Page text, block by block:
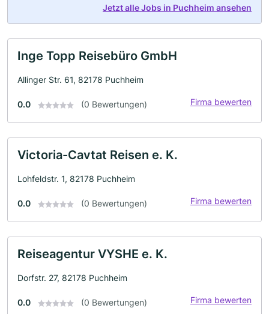
Jetzt alle Jobs in Puchheim ansehen
Inge Topp Reisebüro GmbH
Allinger Str. 61, 82178 Puchheim
0.0 (0 Bewertungen) Firma bewerten
Victoria-Cavtat Reisen e. K.
Lohfeldstr. 1, 82178 Puchheim
0.0 (0 Bewertungen) Firma bewerten
Reiseagentur VYSHE e. K.
Dorfstr. 27, 82178 Puchheim
0.0 (0 Bewertungen) Firma bewerten